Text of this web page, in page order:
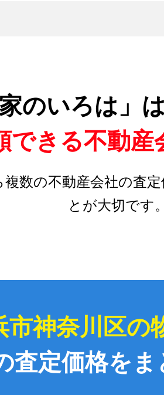
家のいろは」
できる不動産
数の不動産会社の査
とが大切です。
市神奈川区の
査定価格を